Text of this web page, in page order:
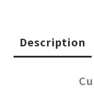
Description